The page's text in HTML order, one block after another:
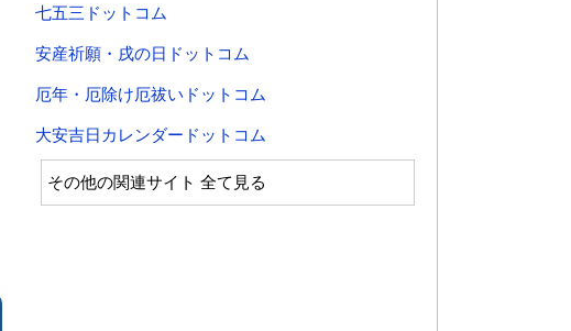
七五三ドットコム
安産祈願・戌の日ドットコム
厄年・厄除け厄祓いドットコム
大安吉日カレンダードットコム
その他の関連サイト 全て見る